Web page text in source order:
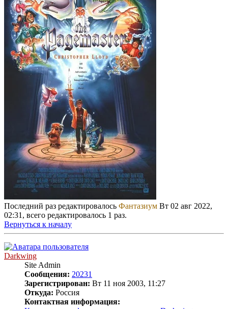
Последний раз редактировалось Фантазиум Вт 02 авг 2022,
02:31, всего редактировалось 1 раз.
Вернуться к началу
Darkwing
Site Admin
Сообщения: 20231
Зарегистрирован: Вт 11 ноя 2003, 11:27
Откуда: Россия
Контактная информация: